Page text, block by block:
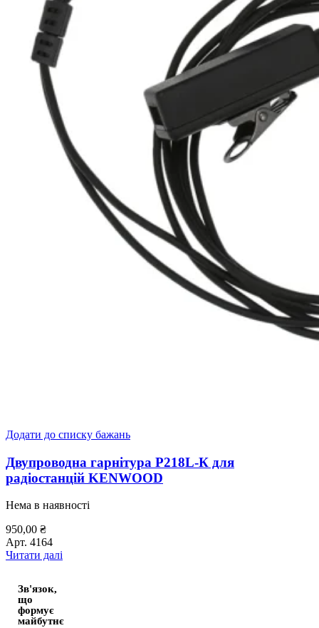
Додати до списку бажань
Двупроводна гарнітура P218L-К для
радіостанцій KENWOOD
Нема в наявності
950,00 ₴
Арт. 4164
Читати далі
Зв'язок,
що
формує
майбутнє